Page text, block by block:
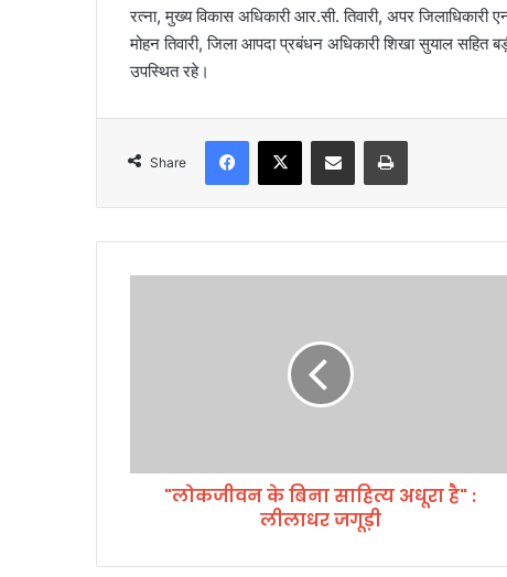
रत्ना, मुख्य विकास अधिकारी आर.सी. तिवारी, अपर जिलाधिकारी
मोहन तिवारी, जिला आपदा प्रबंधन अधिकारी शिखा सुयाल सहित
उपस्थित रहे।
Share
ना
अ
"लोकजीवन के बिना साहित्य अधूरा है" :
लीलाधर जगूड़ी